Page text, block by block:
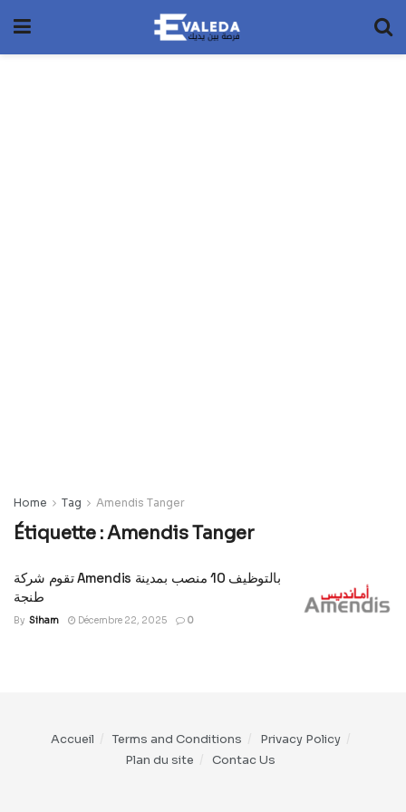
Home Tag Amendis Tanger
Étiquette :Amendis Tanger
تقوم شركة Amendis بالتوظيف 10 منصب بمدينة
طنجة
By Siham Décembre 22, 2025 0
Accueil Terms and Conditions
Privacy Policy
Plan du site
Contac Us